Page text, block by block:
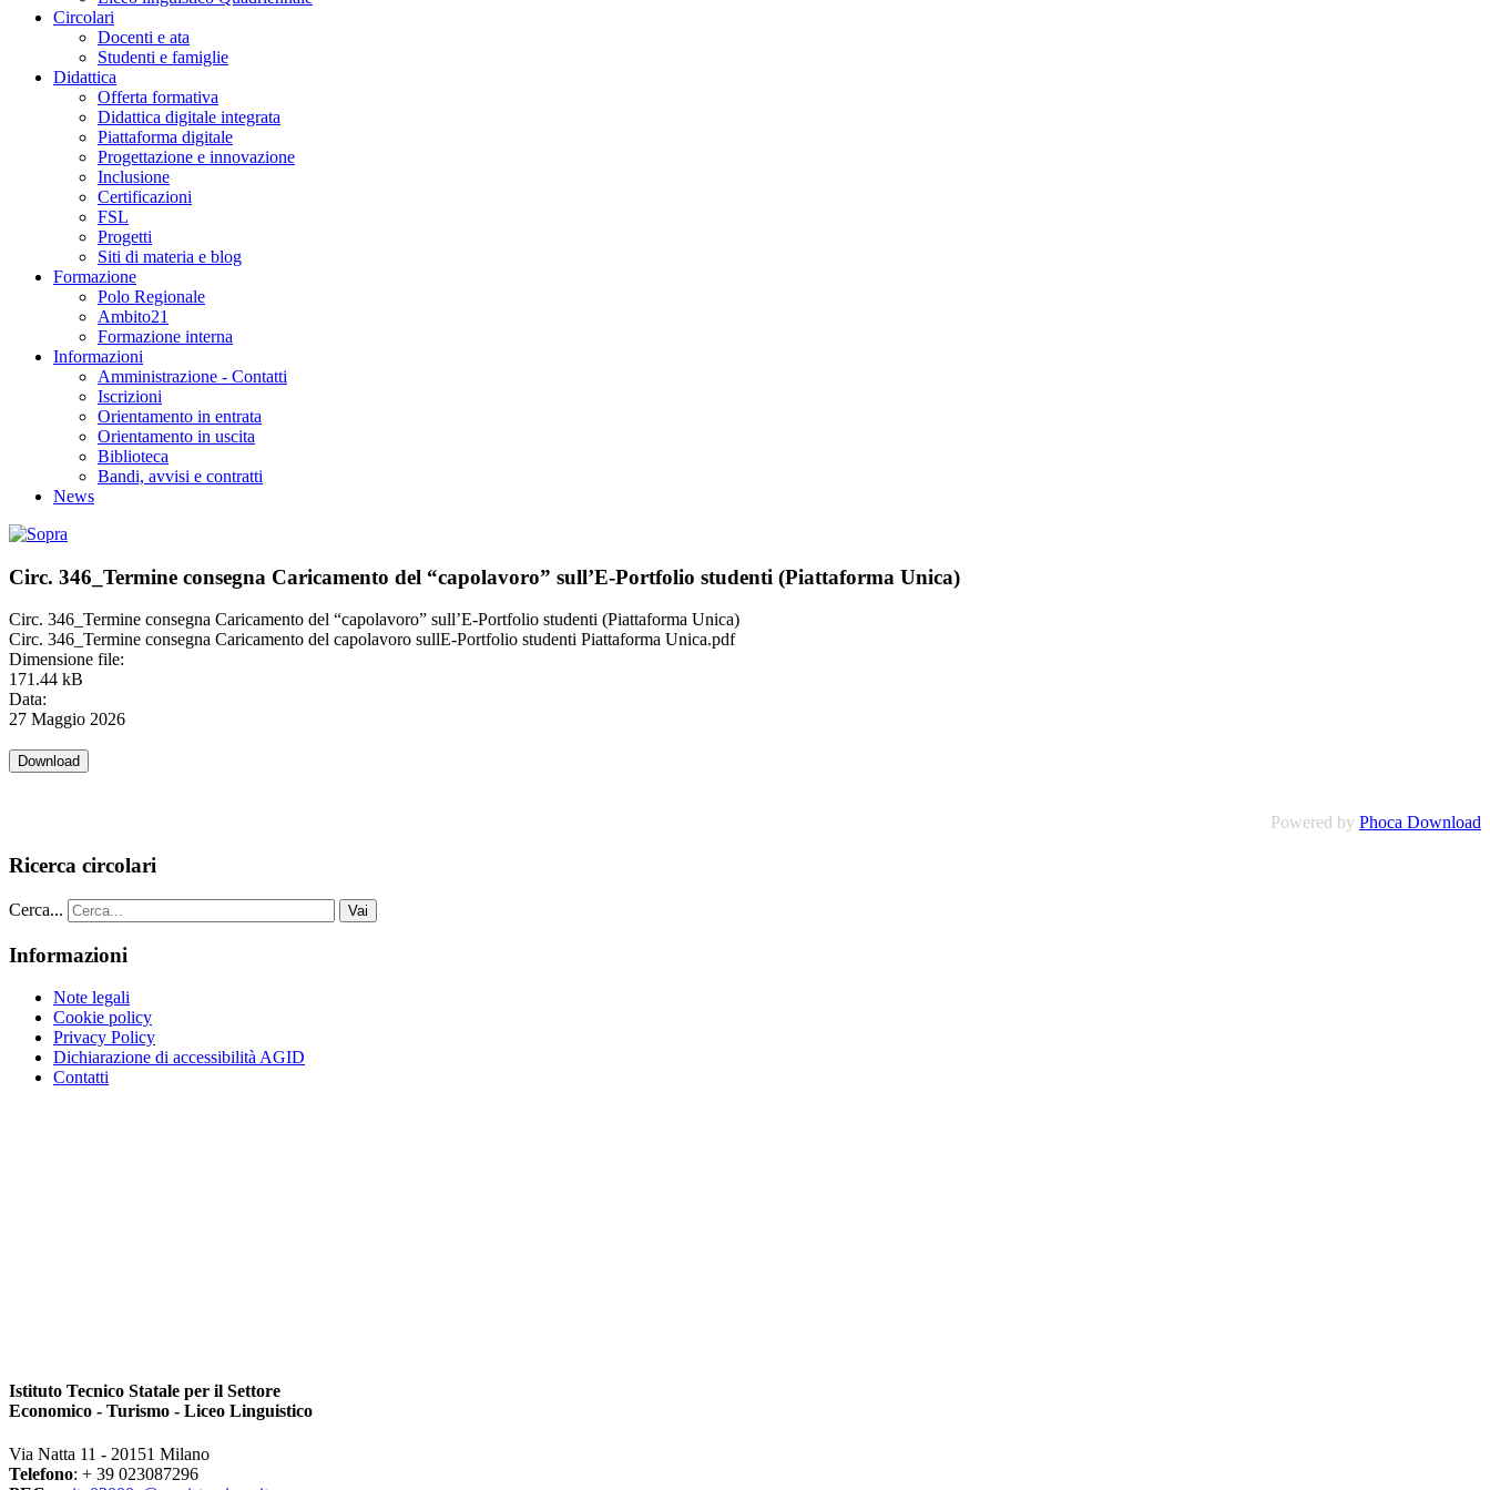
Circolari
Docenti e ata
Studenti e famiglie
Didattica
Offerta formativa
Didattica digitale integrata
Piattaforma digitale
Progettazione e innovazione
Inclusione
Certificazioni
FSL
Progetti
Siti di materia e blog
Formazione
Polo Regionale
Ambito21
Formazione interna
Informazioni
Amministrazione - Contatti
Iscrizioni
Orientamento in entrata
Orientamento in uscita
Biblioteca
Bandi, avvisi e contratti
News
Circ. 346_Termine consegna Caricamento del “capolavoro” sull’E-Portfolio studenti (Piattaforma Unica)
Circ. 346_Termine consegna Caricamento del “capolavoro” sull’E-Portfolio studenti (Piattaforma Unica)
Circ. 346_Termine consegna Caricamento del capolavoro sullE-Portfolio studenti Piattaforma Unica.pdf
Dimensione file:
171.44 kB
Data:
27 Maggio 2026
Powered by Phoca Download
Ricerca circolari
Cerca... Vai
Informazioni
Note legali
Cookie policy
Privacy Policy
Dichiarazione di accessibilità AGID
Contatti
Istituto Tecnico Statale per il Settore
Economico - Turismo - Liceo Linguistico
Via Natta 11 - 20151 Milano
Telefono: + 39 023087296